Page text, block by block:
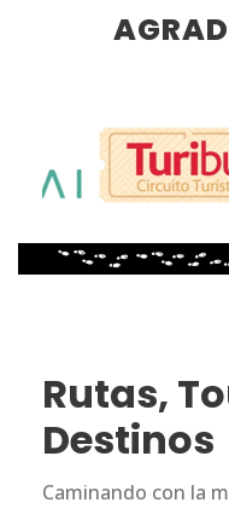
Rutas,
Destinos
Caminando con la